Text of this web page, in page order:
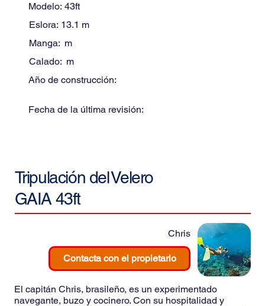
Modelo:43ft
Eslora: 13.1 m
Manga: m
Calado: m
Año de construcción:
Fecha de la última revisión:
Tripulación delVelero
GAIA 43ft
Chris
Contacta con el propietario
El capitán Chris, brasileño, es un experimentado
navegante, buzo y cocinero. Con su hospitalidad y